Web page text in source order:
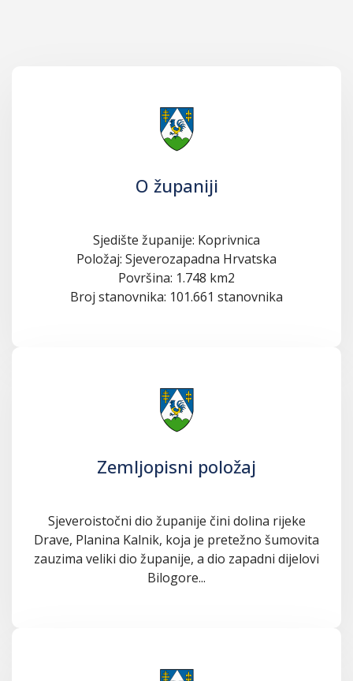
O županiji
Sjedište županije: Koprivnica
Položaj: Sjeverozapadna Hrvatska
Površina: 1.748 km2
Broj stanovnika: 101.661 stanovnika
Zemljopisni položaj
Sjeveroistočni dio županije čini dolina rijeke
Drave, Planina Kalnik, koja je pretežno šumovita
zauzima veliki dio županije, a dio zapadni dijelovi
Bilogore...